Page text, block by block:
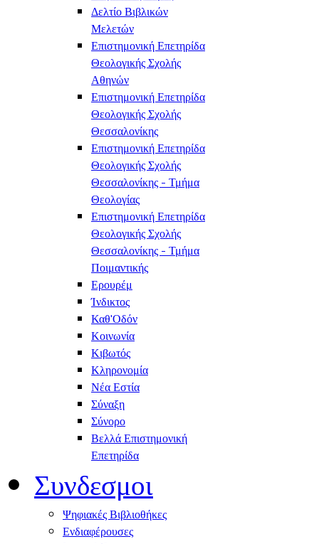
Δελτίο Βιβλικών
Μελετών
Επιστημονική Επετηρίδα
Θεολογικής Σχολής
Αθηνών
Επιστημονική Επετηρίδα
Θεολογικής Σχολής
Θεσσαλονίκης
Επιστημονική Επετηρίδα
Θεολογικής Σχολής
Θεσσαλονίκης - Τμήμα
Θεολογίας
Επιστημονική Επετηρίδα
Θεολογικής Σχολής
Θεσσαλονίκης - Τμήμα
Ποιμαντικής
Ερουρέμ
Ίνδικτος
Καθ'Οδόν
Κοινωνία
Κιβωτός
Κληρονομία
Νέα Εστία
Σύναξη
Σύνορο
Βελλά Επιστημονική
Επετηρίδα
Συνδεσμοι
Ψηφιακές Βιβλιοθήκες
Ενδιαφέρουσες